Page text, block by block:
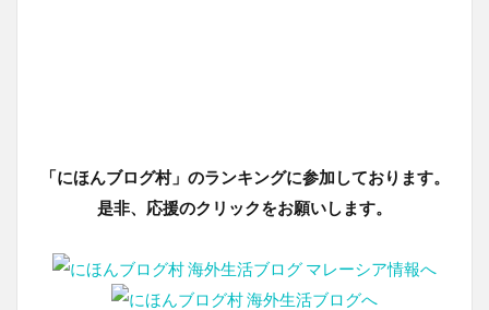
「にほんブログ村」のランキングに参加しております。
是非、応援のクリックをお願いします。